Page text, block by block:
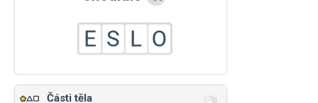
Části těla